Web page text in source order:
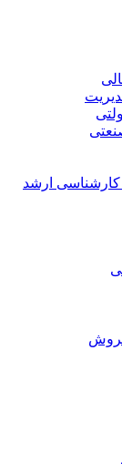
کارشناسی ارشد
فروش